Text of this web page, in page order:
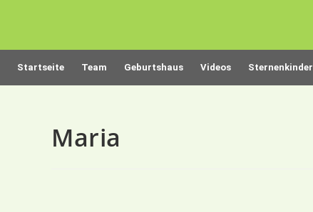
Startseite Team Geburtshaus Videos Sternenkinder
Maria